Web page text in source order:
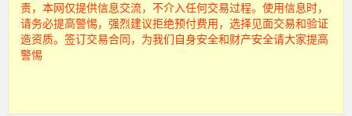
责，本网仅提供信息交流，不介入任何交易过程。使用信息时，
请务必提高警惕，强烈建议拒绝预付费用，选择见面交易和验证
造资质。签订交易合同，为我们自身安全和财产安全请大家提高
警惕